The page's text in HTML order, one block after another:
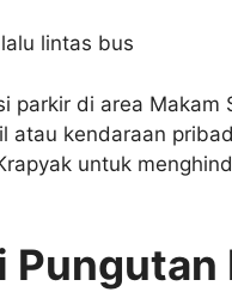
lintas bus
parkir di area Makam
atau kendaraan
untuk
Pungutan